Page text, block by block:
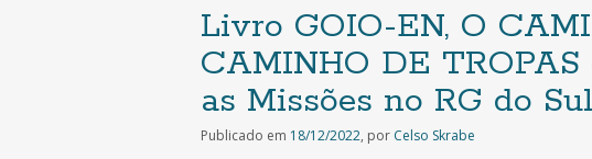
Livro GOIO-EN, O
CAMINHO DE
as Missões no RG do Sul
Publicado em 18/12/2022, por Celso Skrabe